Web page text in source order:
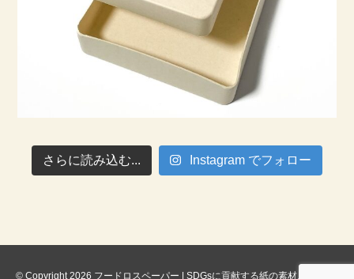
さらに読み込む... Instagram でフォロー
© Copyright 2026 フードロスペーパー | SDGsに貢献する紙の素材. All rights